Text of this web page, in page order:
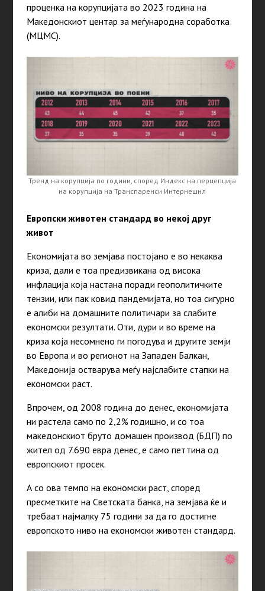
проценка на корупцијата во 2023 година на
Македонскиот центар за меѓународна соработка
(МЦМС).
Тренд на корупција по години, според Индекс на перцепција
на корупција на Транспаренси Интернешнл
Европски животен стандард во некој друг
живот
Економијата во земјава постојано е во некаква
криза, дали е тоа предизвикана од висока
инфлација која настана поради геополитичките
тензии, или пак ковид пандемијата, но тоа сигурно
е алиби на домашните политичари за слабите
економски резултати. Оти, дури и во време на
криза која несомнено ги погодува и другите земји
во Европа и во регионот на Западен Балкан,
Македонија остварува меѓу најслабите стапки на
економски раст.
Впрочем, од 2008 година до денес, економијата
ни растела само по 2,2% годишно, и со тоа
македонскиот бруто домашен производ (БДП) по
жител од 7.690 евра денес, е само петтина од
европскиот просек.
А со ова темпо на економски раст, според
пресметките на Светската банка, на земјава ќе и
требаат најмалку 75 години за да го достигне
европското ниво на економски животен стандард.